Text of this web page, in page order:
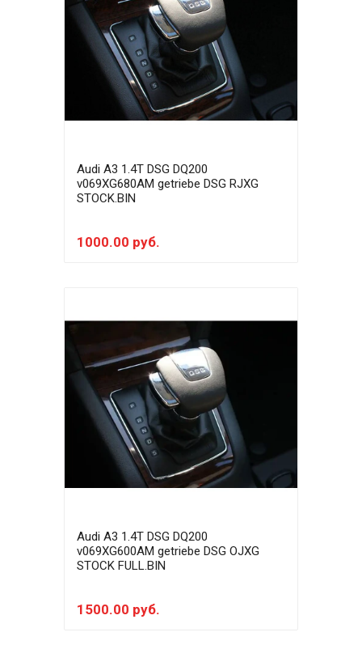
Audi A3 1.4T DSG DQ200
v069XG680AM getriebe DSG RJXG
STOCK.BIN
1000.00 руб.
Audi A3 1.4T DSG DQ200
v069XG600AM getriebe DSG OJXG
STOCK FULL.BIN
1500.00 руб.